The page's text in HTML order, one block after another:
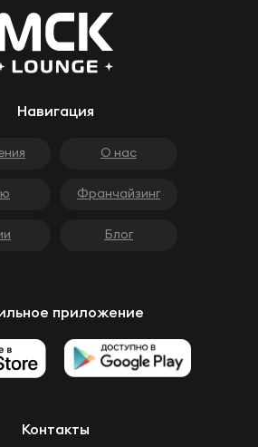
Навигация
О нас
Франчайзинг
Блог
приложение
Контакты